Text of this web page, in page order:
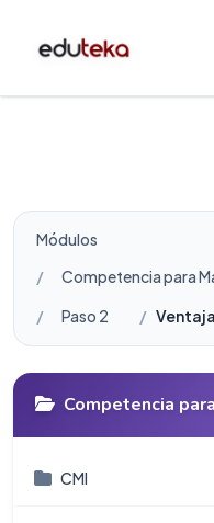
Módulos
Competencia para
Paso 2
Competencia
CMI